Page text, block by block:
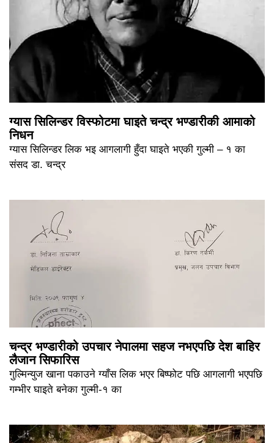
ग्यास सिलिन्डर विस्फोटमा घाइते चन्द्र भण्डारीकी आमाको
निधन
ग्यास सिलिन्डर लिक भइ आगलागी हुँदा घाइते भएकी गुल्मी – १ का
संसद डा. चन्द्र
चन्द्र भण्डारीको उपचार नेपालमा सहज नभएपछि देश बाहिर
लैजान सिफारिस
गुल्मिन्युज खाना पकाउने ग्याँस लिक भएर बिष्फोट पछि आगलागी भएपछि
गम्भीर घाइते बनेका गुल्मी-१ का